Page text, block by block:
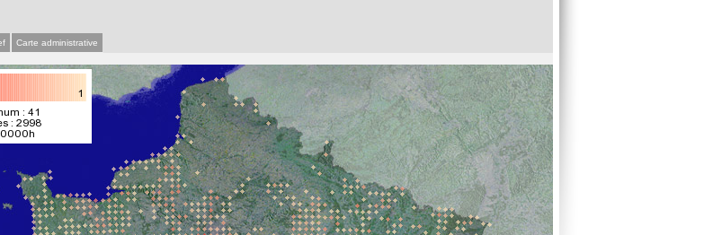
Carte administrative